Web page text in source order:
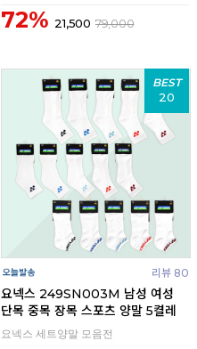
72% 21,500 79,000
BEST
20
리뷰 80
요넥스 249SN003M 남성 여성
단목 중목 장목 스포츠 양말 5켤레
요넥스 세트양말 모음전